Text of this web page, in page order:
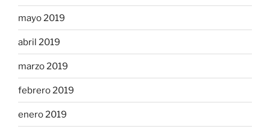
mayo 2019
abril 2019
marzo 2019
febrero 2019
enero 2019